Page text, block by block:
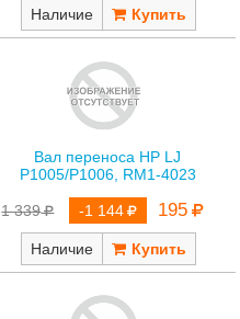
Наличие
Вал переноса HP LJ
P1005/P1006, RM1-4023
1 339 -1 144 195
Наличие